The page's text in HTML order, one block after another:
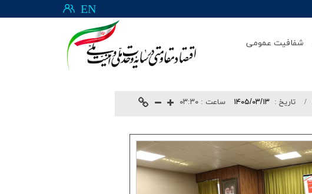
EN
شفافیت عمومی
ساعت : ۰۳:۳۰ تاريخ : ۱۴۰۵/۰۳/۱۳